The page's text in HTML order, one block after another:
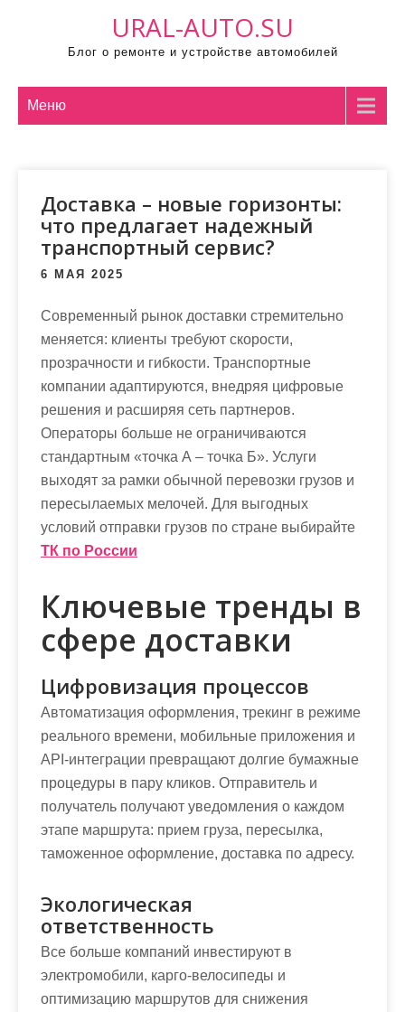
URAL-AUTO.SU
Блог о ремонте и устройстве автомобилей
Меню
Доставка – новые горизонты:
что предлагает надежный
транспортный сервис?
6 МАЯ 2025
Современный рынок доставки стремительно
меняется: клиенты требуют скорости,
прозрачности и гибкости. Транспортные
компании адаптируются, внедряя цифровые
решения и расширяя сеть партнеров.
Операторы больше не ограничиваются
стандартным «точка А – точка Б». Услуги
выходят за рамки обычной перевозки грузов и
пересылаемых мелочей. Для выгодных
условий отправки грузов по стране выбирайте
ТК по России
Ключевые тренды в
сфере доставки
Цифровизация процессов
Автоматизация оформления, трекинг в режиме
реального времени, мобильные приложения и
API-интеграции превращают долгие бумажные
процедуры в пару кликов. Отправитель и
получатель получают уведомления о каждом
этапе маршрута: прием груза, пересылка,
таможенное оформление, доставка по адресу.
Экологическая
ответственность
Все больше компаний инвестируют в
электромобили, карго-велосипеды и
оптимизацию маршрутов для снижения